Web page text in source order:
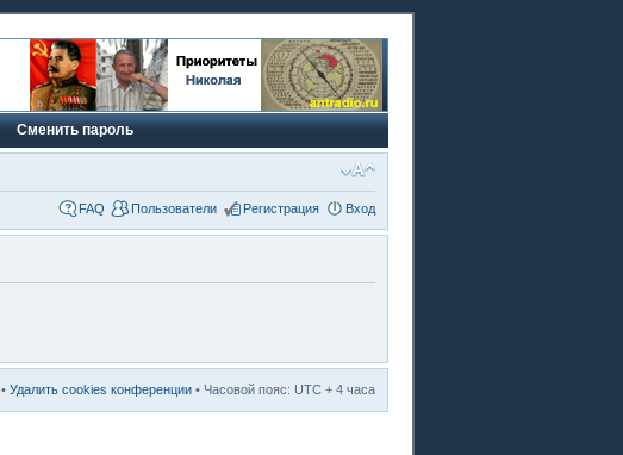
Сменить пароль
FAQ Пользователи Регистрация Вход
• Удалить cookies конференции • Часовой пояс: UTC + 4 часа